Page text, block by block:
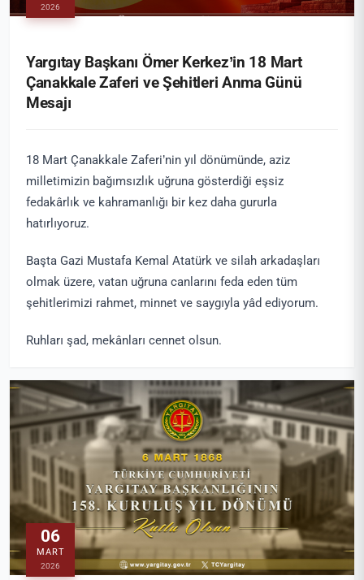
2026
Yargıtay Başkanı Ömer Kerkez’in 18 Mart
Çanakkale Zaferi ve Şehitleri Anma Günü
Mesajı
18 Mart Çanakkale Zaferi’nin yıl dönümünde, aziz
milletimizin bağımsızlık uğruna gösterdiği eşsiz
fedakârlık ve kahramanlığı bir kez daha gururla
hatırlıyoruz.
Başta Gazi Mustafa Kemal Atatürk ve silah arkadaşları
olmak üzere, vatan uğruna canlarını feda eden tüm
şehitlerimizi rahmet, minnet ve saygıyla yâd ediyorum.
Ruhları şad, mekânları cennet olsun.
06
MART
2026